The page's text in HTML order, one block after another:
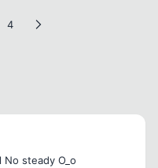
4
steady O_o